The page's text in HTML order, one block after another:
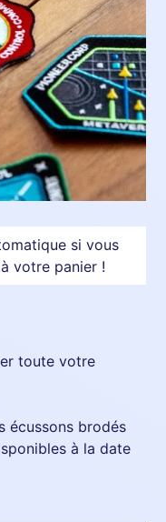
si vous
votre panier !
toute votre
écussons brodés
à la date